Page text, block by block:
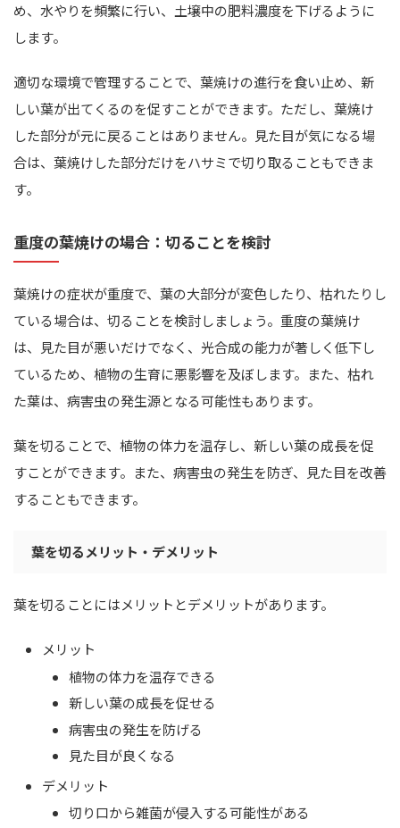
め、水やりを頻繁に行い、土壌中の肥料濃度を下げるように
します。
適切な環境で管理することで、葉焼けの進行を食い止め、新
しい葉が出てくるのを促すことができます。ただし、葉焼け
した部分が元に戻ることはありません。見た目が気になる場
合は、葉焼けした部分だけをハサミで切り取ることもできま
す。
重度の葉焼けの場合：切ることを検討
葉焼けの症状が重度で、葉の大部分が変色したり、枯れたりし
ている場合は、切ることを検討しましょう。重度の葉焼け
は、見た目が悪いだけでなく、光合成の能力が著しく低下し
ているため、植物の生育に悪影響を及ぼします。また、枯れ
た葉は、病害虫の発生源となる可能性もあります。
葉を切ることで、植物の体力を温存し、新しい葉の成長を促
すことができます。また、病害虫の発生を防ぎ、見た目を改善
することもできます。
葉を切るメリット・デメリット
葉を切ることにはメリットとデメリットがあります。
メリット
植物の体力を温存できる
新しい葉の成長を促せる
病害虫の発生を防げる
見た目が良くなる
デメリット
切り口から雑菌が侵入する可能性がある